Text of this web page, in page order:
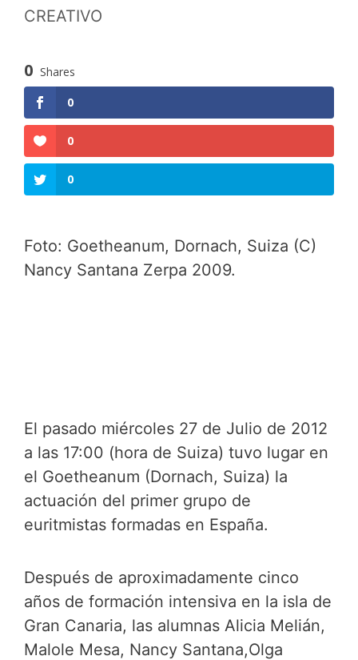
CREATIVO
0 Shares
0
0
0
Foto: Goetheanum, Dornach, Suiza (C)
Nancy Santana Zerpa 2009.
El pasado miércoles 27 de Julio de 2012
a las 17:00 (hora de Suiza) tuvo lugar en
el Goetheanum (Dornach, Suiza) la
actuación del primer grupo de
euritmistas formadas en España.
Después de aproximadamente cinco
años de formación intensiva en la isla de
Gran Canaria, las alumnas Alicia Melián,
Malole Mesa, Nancy Santana,Olga